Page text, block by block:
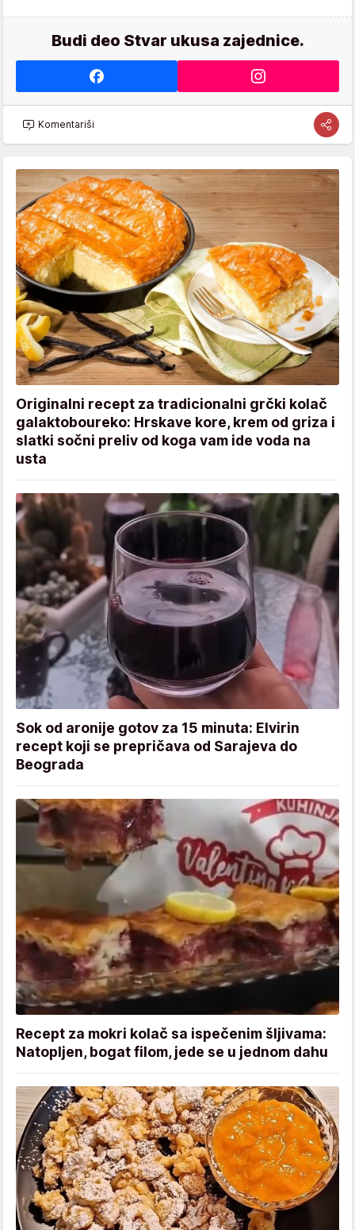
Budi deo Stvar ukusa zajednice.
Komentariši
Originalni recept za tradicionalni grčki kolač
galaktoboureko: Hrskave kore, krem od griza i
slatki sočni preliv od koga vam ide voda na
usta
Sok od aronije gotov za 15 minuta: Elvirin
recept koji se prepričava od Sarajeva do
Beograda
Recept za mokri kolač sa ispečenim šljivama:
Natopljen, bogat filom, jede se u jednom dahu